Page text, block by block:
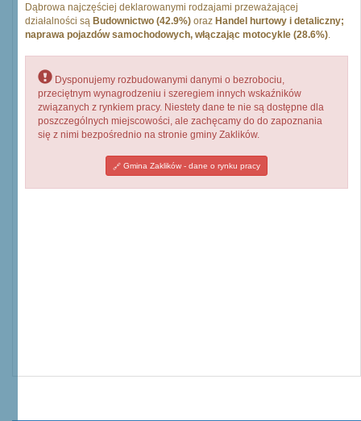
Dąbrowa najczęściej deklarowanymi rodzajami przeważającej
działalności są Budownictwo (42.9%) oraz Handel hurtowy i detaliczny;
naprawa pojazdów samochodowych, włączając motocykle (28.6%).
Dysponujemy rozbudowanymi danymi o bezrobociu,
przeciętnym wynagrodzeniu i szeregiem innych wskaźników
związanych z rynkiem pracy. Niestety dane te nie są dostępne dla
poszczególnych miejscowości, ale zachęcamy do do zapoznania
się z nimi bezpośrednio na stronie gminy Zaklików.
Gmina Zaklików - dane o rynku pracy